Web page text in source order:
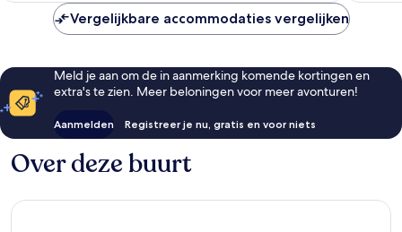
Vergelijkbare accommodaties vergelijken
Meld je aan om de in aanmerking komende kortingen en
extra's te zien. Meer beloningen voor meer avonturen!
Aanmelden Registreer je nu, gratis en voor niets
Over deze buurt